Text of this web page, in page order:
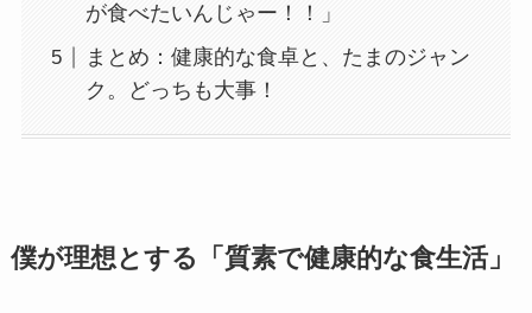
が食べたいんじゃー！！」
まとめ：健康的な食卓と、たまのジャン
ク。どっちも大事！
僕が理想とする「質素で健康的な食生活」